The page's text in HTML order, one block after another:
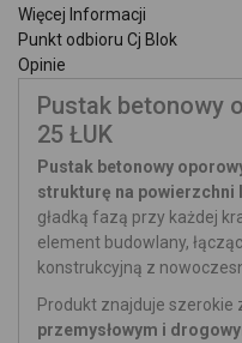
Więcej Informacji
Punkt odbioru Cj Blok
Opinie
Pustak betonowy
25 ŁUK
Pustak betonowy
strukturę na powierzchni
gładką fazą przy każdej
element budowlany,
konstrukcyjną z
Produkt znajduje szerokie
przemysłowym i